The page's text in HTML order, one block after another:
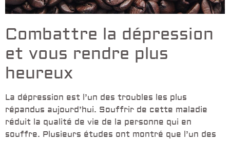
Combattre la dépression
et vous rendre plus
heureux
La dépression est l’un des troubles les plus
répandus aujourd’hui. Souffrir de cette maladie
réduit la qualité de vie de la personne qui en
souffre. Plusieurs études ont montré que l’un des